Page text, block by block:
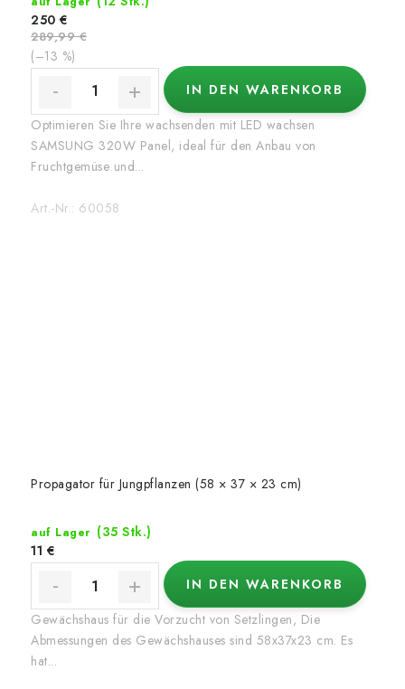
250 €
289,99 €
(–13 %)
IN DEN WARENKORB
Optimieren Sie Ihre wachsenden mit LED wachsen
SAMSUNG 320W Panel, ideal für den Anbau von
Fruchtgemüse und...
Art.-Nr.: 60058
Propagator für Jungpflanzen (58 × 37 × 23 cm)
auf Lager (35 Stk.)
11 €
IN DEN WARENKORB
Gewächshaus für die Vorzucht von Setzlingen, Die
Abmessungen des Gewächshauses sind 58x37x23 cm. Es
hat...